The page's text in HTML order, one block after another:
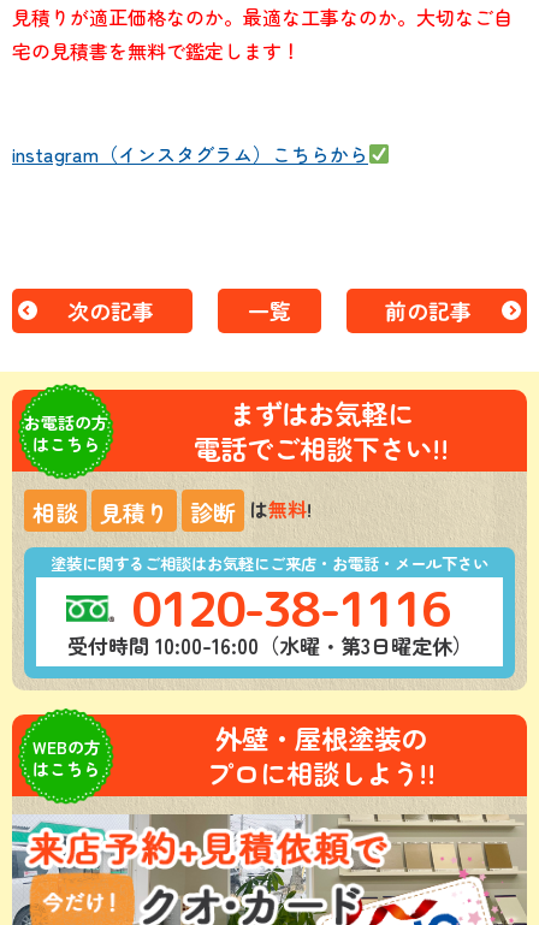
見積りが適正価格なのか。最適な工事なのか。大切なご自
宅の見積書を無料で鑑定します！
instagram（インスタグラム）こちらから
次の記事 一覧 前の記事
お電話の方
はこちら
まずはお気軽に
電話でご相談下さい!!
相談 見積り 診断 は無料!
塗装に関するご相談はお気軽にご来店・お電話・メール下さい
0120-38-1116
受付時間 10:00-16:00（水曜・第3日曜定休）
WEBの方
はこちら
外壁・屋根塗装の
プロに相談しよう!!